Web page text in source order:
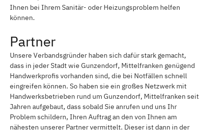
Ihnen bei Ihrem Sanitär- oder Heizungsproblem helfen
können.
Partner
Unsere Verbandsgründer haben sich dafür stark gemacht,
dass in jeder Stadt wie Gunzendorf, Mittelfranken genügend
Handwerkprofis vorhanden sind, die bei Notfällen schnell
eingreifen können. So haben sie ein großes Netzwerk mit
Handwerksbetrieben rund um Gunzendorf, Mittelfranken seit
Jahren aufgebaut, dass sobald Sie anrufen und uns Ihr
Problem schildern, Ihren Auftrag an den von Ihnen am
nähesten unserer Partner vermittelt. Dieser ist dann in der